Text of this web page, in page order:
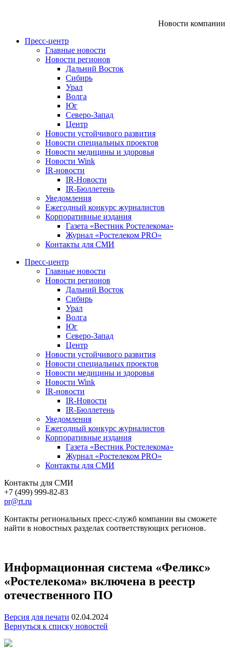
Новости компании
Пресс-центр
Главные новости
Новости регионов
Дальний Восток
Сибирь
Урал
Волга
Юг
Северо-Запад
Центр
Новости устойчивого развития
Новости специальных проектов
Новости медицины и здоровья
Новости Wink
IR-новости
IR-Новости
IR-Бюллетень
Уведомления
Ежегодный конкурс журналистов
Корпоративные издания
Газета «Вестник Ростелекома»
Журнал «Ростелеком PRO»
Контакты для СМИ
Пресс-центр
Главные новости
Новости регионов
Дальний Восток
Сибирь
Урал
Волга
Юг
Северо-Запад
Центр
Новости устойчивого развития
Новости специальных проектов
Новости медицины и здоровья
Новости Wink
IR-новости
IR-Новости
IR-Бюллетень
Уведомления
Ежегодный конкурс журналистов
Корпоративные издания
Газета «Вестник Ростелекома»
Журнал «Ростелеком PRO»
Контакты для СМИ
Контакты для СМИ
+7 (499) 999-82-83
pr@rt.ru
Контакты региональных пресс-служб компании вы сможете
найти в новостных разделах соответствующих регионов.
Информационная система «Феликс»
«Ростелекома» включена в реестр
отечественного ПО
Версия для печати 02.04.2024
Вернуться к списку новостей